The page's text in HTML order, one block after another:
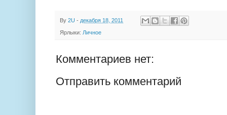
By 2U - декабря 18, 2011
Ярлыки: Личное
Комментариев нет:
Отправить комментарий